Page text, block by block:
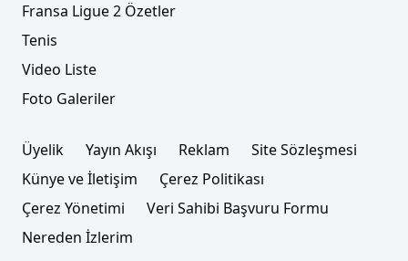
Fransa Ligue 2 Özetler
Tenis
Video Liste
Foto Galeriler
Üyelik Yayın Akışı Reklam
Site Sözleşmesi
Künye ve İletişim
Çerez Politikası
Çerez Yönetimi
Veri Sahibi Başvuru Formu
Nereden İzlerim